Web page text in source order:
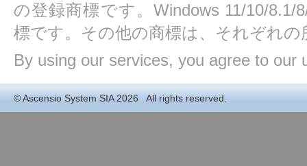
の登録商標です。Windows 11/10/8.1/
標です。その他の商標は、それぞれの
By using our services, you agree to our
©Ascensio System SIA2026 All rights reserved.